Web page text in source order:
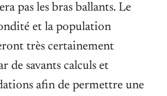
pas les bras ballants. Le
et la population
très certainement
de savants calculs et
afin de permettre une